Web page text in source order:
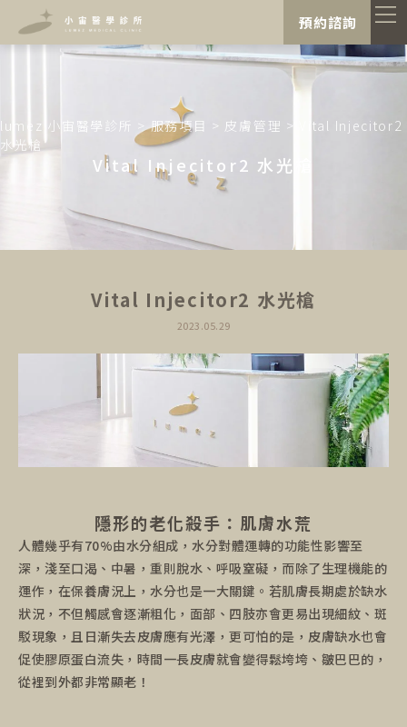
預約諮詢
lumez 小宙醫學診所 >服務項目 > 皮膚管理 >
Vital Injecitor2
水光槍
Vital Injecitor2 水光槍
Vital Injecitor2 水光槍
2023.05.29
隱形的老化殺手：肌膚水荒
人體幾乎有70%由水分組成，水分對體運轉的功能性影響至
深，淺至口渴、中暑，重則脫水、呼吸窒礙，而除了生理機能的
運作，在保養膚況上，水分也是一大關鍵。若肌膚長期處於缺水
狀況，不但觸感會逐漸粗化，面部、四肢亦會更易出現細紋、斑
駁現象，且日漸失去皮膚應有光澤，更可怕的是，皮膚缺水也會
促使膠原蛋白流失，時間一長皮膚就會變得鬆垮垮、皺巴巴的，
從裡到外都非常顯老！